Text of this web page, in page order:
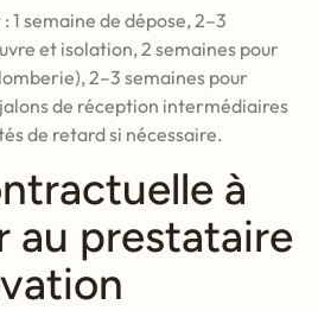
1 semaine de dépose, 2–3
et isolation, 2 semaines pour
2–3 semaines pour
de réception intermédiaires
de retard si nécessaire.
à
au prestataire